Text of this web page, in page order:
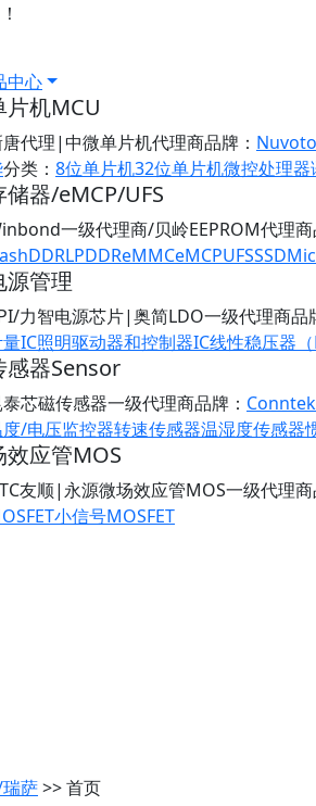
中心
片机MCU
唐代理|中微单片机代理商品牌：
分类： 8位单片机32位单片机微控处理器
储器/eMCP/UFS
一级代理商/贝岭EEPROM代理商
DDRLPDDReMMCeMCPUFSSSD
源管理
力智电源芯片|奥简LDO一级代理商品
IC照明驱动器和控制器IC线性稳压器（
感器Sensor
泰芯磁传感器一级代理商品牌：
/电压监控器转速传感器温湿度传感器
效应管MOS
友顺|永源微场效应管MOS一级代理商
小信号MOSFET
瑞萨>> 首页